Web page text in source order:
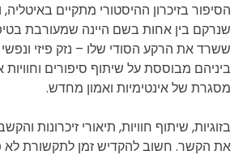
הסיפור בזיכרון ההיסטורי מתקיים
שנרקם בין אחות בשם היינה שמעורבת
ששרד את הרקע הסודי שלו – נזק פיזי
ביניהם מבוססת על שיתוף סיפורים וחוויות
מסגרת של אינטימיות ואמון מחדש.
בזוגיות, שיתוף חוויות, תיאורי זיכרונות
את הקשר. חשוב להקדיש זמן לתקשורת לא